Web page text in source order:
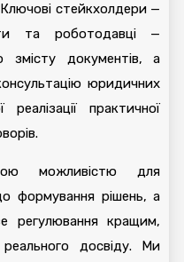
стейкхолдери —
та роботодавці —
змісту документів, а
юридичних
практичної
можливістю для
формування рішень, а
регулювання кращим,
досвіду. Ми